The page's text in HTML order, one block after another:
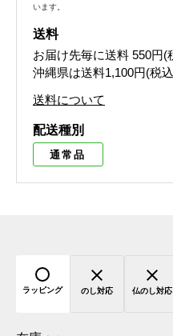
います。
送料
お届け先毎に送料 550円(
沖縄県は送料1,100円(税
送料について
配送種別
通常品
ラッピング のし対応 仏のし対応